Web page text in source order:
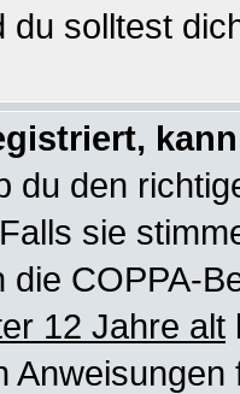
du solltest
du den
sie
die COPPA-
12 Jahre alt